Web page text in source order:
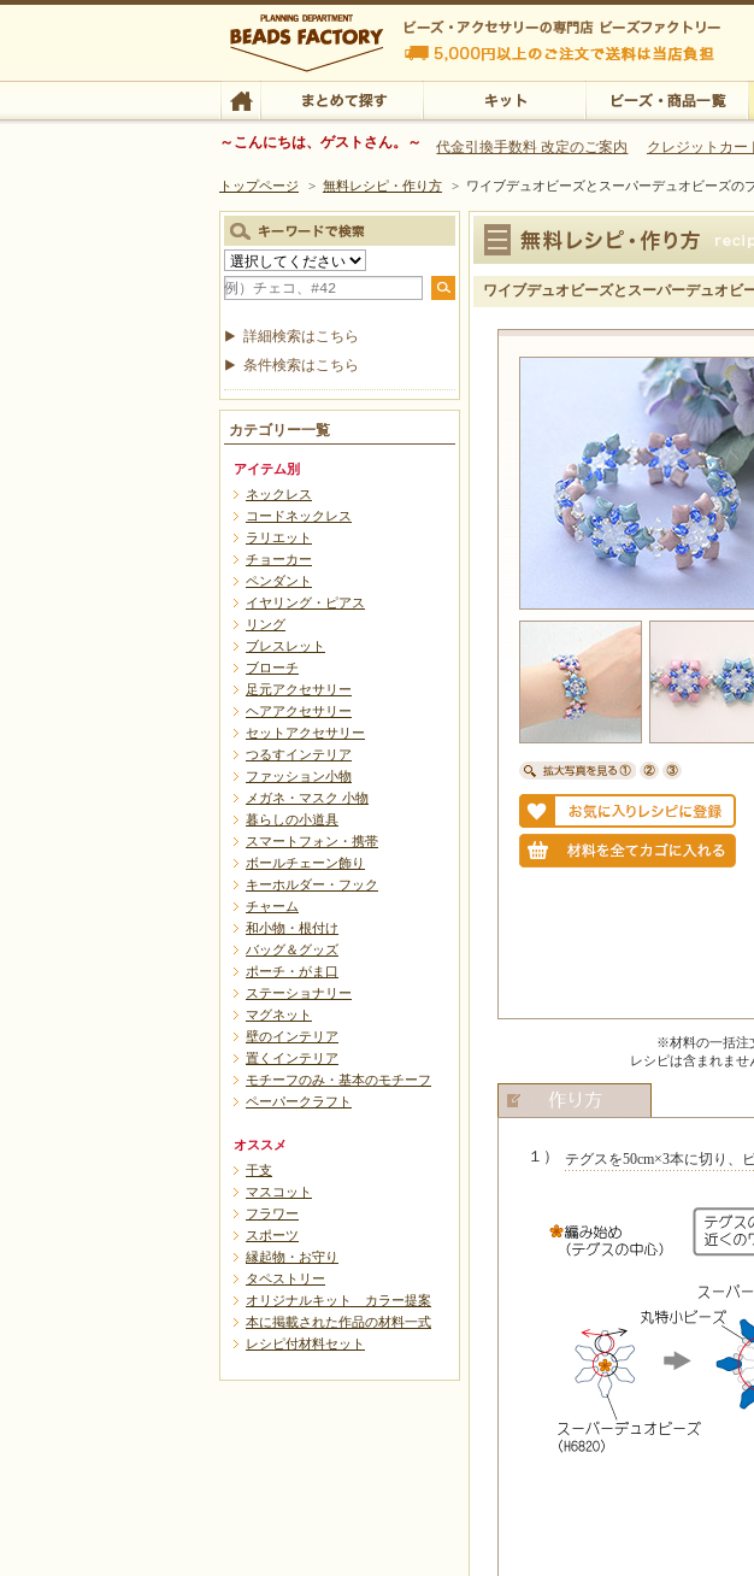
ビーズファクトリー ビーズ・パーツ・金具など・アクセサリーの専門店
ビーズ・アクセサリーの専門店 ビーズファクトリー
ビーズ・アクセサリーの専門店 ビーズファクトリー 5,000円以上のご注文で送料は
TOP まとめて探す
～こんにちは、ゲストさん。～ 代金引換手数料 改定のご案内 クレジットカー
トップページ > 無料レシピ・作り方 > ワイブデュオビーズとスーパーデュオビーズの
ワイブデュオビーズとスーパーデュオビ
※材料の一括注
レシピは含まれませ
１） テグスを50cm×3本に切り、
詳細検索はこちら
条件検索はこちら
カテゴリー一覧
アイテム別
ネックレス
コードネックレス
ラリエット
チョーカー
ペンダント
イヤリング・ピアス
リング
ブレスレット
ブローチ
足元アクセサリー
ヘアアクセサリー
セットアクセサリー
つるすインテリア
ファッション小物
メガネ・マスク 小物
暮らしの小道具
スマートフォン・携帯
ボールチェーン飾り
キーホルダー・フック
チャーム
和小物・根付け
バッグ＆グッズ
ポーチ・がま口
ステーショナリー
マグネット
壁のインテリア
置くインテリア
モチーフのみ・基本のモチーフ
ペーパークラフト
オススメ
干支
マスコット
フラワー
スポーツ
縁起物・お守り
タペストリー
オリジナルキット カラー提案
本に掲載された作品の材料一式
レシピ付材料セット